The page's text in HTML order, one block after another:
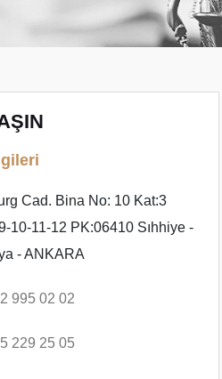
Cad. Bina No: 10 Kat:3
10-11-12 PK:06410 Sıhhiye -
- ANKARA
995 02 02
229 25 05